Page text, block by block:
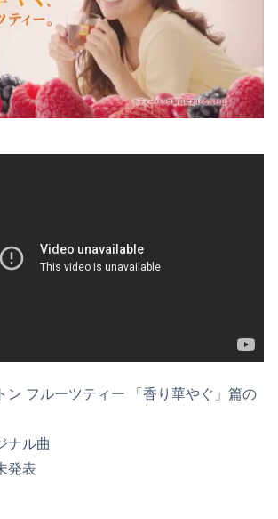
ン フルーツティー 「香り華やぐ」篇の
ナル曲
発表